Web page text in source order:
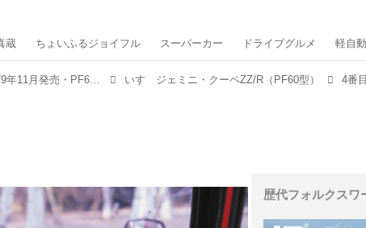
蔵 ちょいふるジョイフル スーパーカー ドライブグルメ 軽自
いすゞジェミニ・クーペZZ（昭和54／1979年11月発売・PF60型）【昭和の名車・完全版ダイジェスト108】 いすゞジェミニ・クーペZZ/R（PF60型） 4番
歴代フォルクスワ